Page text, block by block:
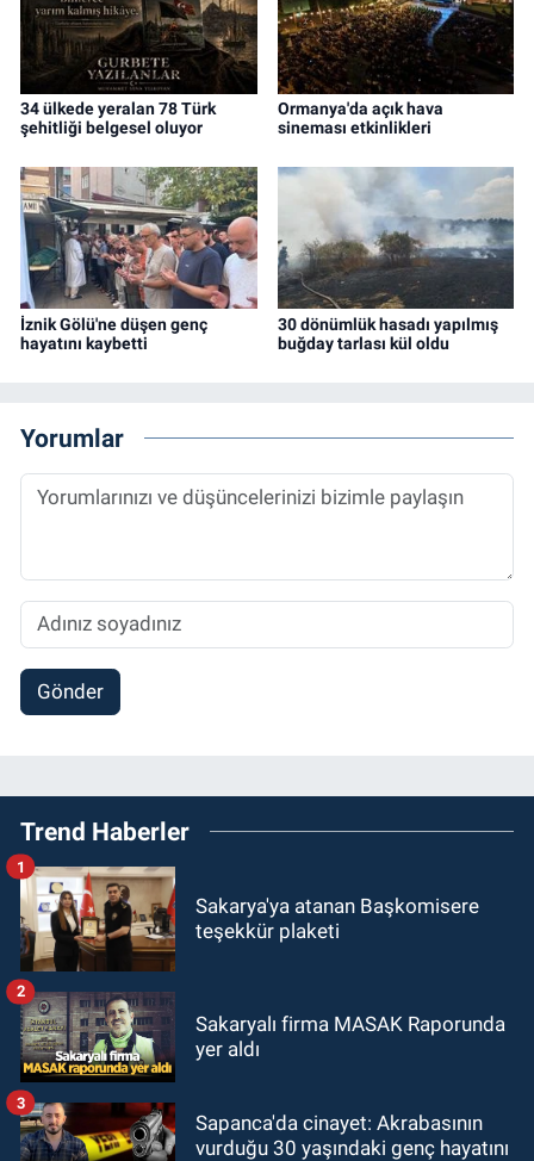
34 ülkede yeralan 78 Türk
şehitliği belgesel oluyor
Ormanya'da açık hava
sineması etkinlikleri
İznik Gölü'ne düşen genç
hayatını kaybetti
30 dönümlük hasadı yapılmış
buğday tarlası kül oldu
Yorumlar
Gönder
Trend Haberler
Sakarya'ya atanan Başkomisere
teşekkür plaketi
1
Sakaryalı firma MASAK Raporunda
yer aldı
2
Sapanca'da cinayet: Akrabasının
vurduğu 30 yaşındaki genç hayatını
3